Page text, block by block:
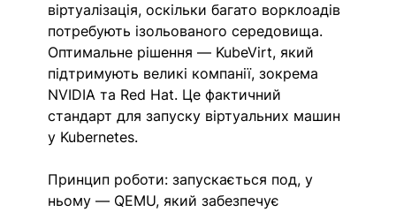
віртуалізація, оскільки багато ворклоадів
потребують ізольованого середовища.
Оптимальне рішення — KubeVirt, який
підтримують великі компанії, зокрема
NVIDIA та Red Hat. Це фактичний
стандарт для запуску віртуальних машин
у Kubernetes.
Принцип роботи: запускається под, у
ньому — QEMU, який забезпечує